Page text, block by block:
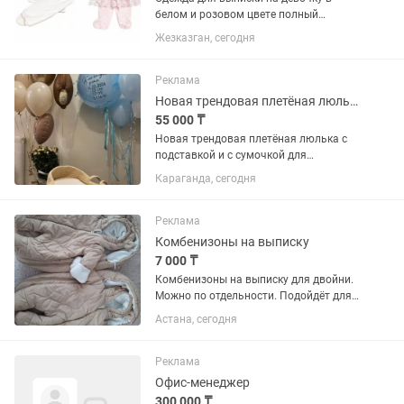
белом и розовом цвете полный
комплект одевали один раз на выписку
и 40 дней два костюмчика за одну цену
Жезказган, сегодня
Реклама
Новая трендовая плетёная люлька
55 000 ₸
Новая трендовая плетёная люлька с
подставкой и с сумочкой для
принадлежности малыша, очень
красиво смотрится на выписку и
Караганда, сегодня
Реклама
Комбенизоны на выписку
7 000 ₸
Комбенизоны на выписку для двойни.
Можно по отдельности. Подойдёт для
мальчиков и для девочек. Брали за
16500 каждый. Отдам за 7000 за один.
Астана, сегодня
Реклама
Офис-менеджер